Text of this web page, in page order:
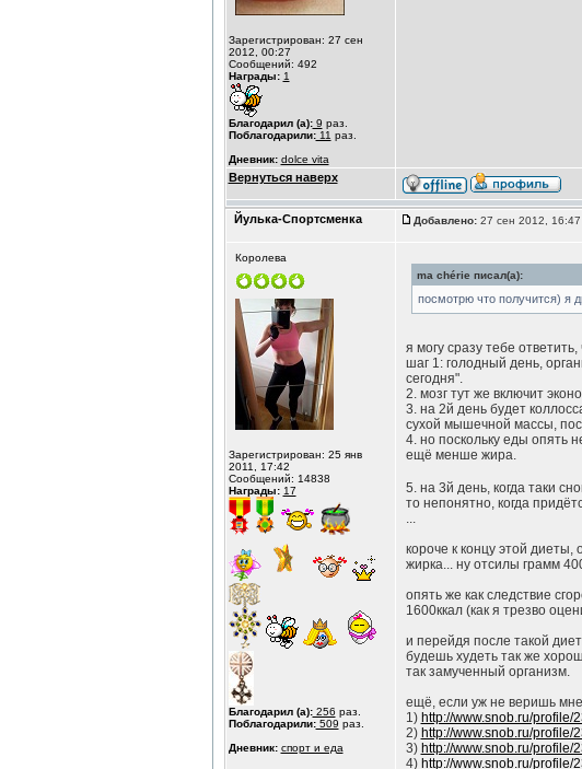
Зарегистрирован: 27 сен
2012, 00:27
Сообщений: 492
Награды: 1
Благодарил (а):9 раз.
Поблагодарили:11 раз.
Дневник: dolce vita
Вернуться наверх
Йулька-Спортсменка Добавлено:27 сен 2012, 16:47
Королева
Зарегистрирован: 25 янв
2011, 17:42
Сообщений: 14838
Награды: 17
Благодарил (а):256 раз.
Поблагодарили:509 раз.
Дневник: спорт и еда
ma chérie писал(а):
посмотрю что получится) я
я могу сразу тебе ответить,
шаг 1: голодный день,
сегодня".
2. мозг тут же включит
3. на 2й день будет
сухой мышечной массы,
4. но поскольку еды опять
ещё менше жира.
5. на 3й день, когда таки
то непонятно, когда
...
короче к концу этой
жирка... ну отсилы грамм
опять же как следствие
1600ккал (как я трезво
и перейдя после такой
будешь худеть так же
так замученный организм.
ещё, если уж не веришь
1) http://www.snob.ru/profile/
2) http://www.snob.ru/profile/
3) http://www.snob.ru/profile/
4) http://www.snob.ru/profile/